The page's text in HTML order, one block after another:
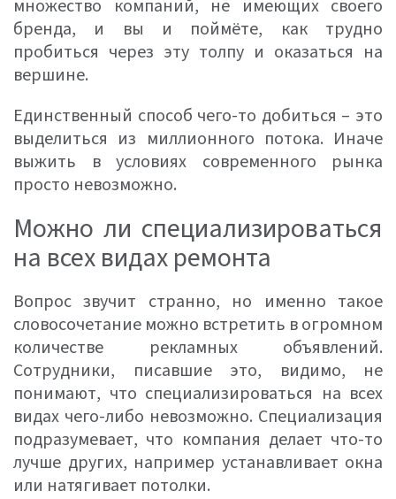
множество компаний, не имеющих своего
бренда, и вы и поймёте, как трудно
пробиться через эту толпу и оказаться на
вершине.
Единственный способ чего-то добиться – это
выделиться из миллионного потока. Иначе
выжить в условиях современного рынка
просто невозможно.
Можно ли специализироваться
на всех видах ремонта
Вопрос звучит странно, но именно такое
словосочетание можно встретить в огромном
количестве рекламных объявлений.
Сотрудники, писавшие это, видимо, не
понимают, что специализироваться на всех
видах чего-либо невозможно. Специализация
подразумевает, что компания делает что-то
лучше других, например устанавливает окна
или натягивает потолки.